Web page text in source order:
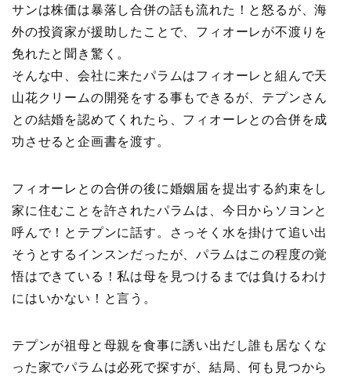
サンは株価は暴落し合併の話も流れた！と怒るが、海
外の投資家が援助したことで、フィオーレが不渡りを
免れたと聞き驚く。
そんな中、会社に来たパラムはフィオーレと組んで天
山花クリームの開発をする事もできるが、テプンさん
との結婚を認めてくれたら、フィオーレとの合併を成
功させると企画書を渡す。
フィオーレとの合併の後に婚姻届を提出する約束をし
家に住むことを許されたパラムは、今日からソヨンと
呼んで！とテプンに話す。さっそく水を掛けて追い出
そうとするインスンだったが、パラムはこの程度の覚
悟はできている！私は母を見つけるまでは負けるわけ
にはいかない！と言う。
テプンが祖母と母親を食事に誘い出だし誰も居なくな
った家でパラムは必死で探すが、結局、何も見つから